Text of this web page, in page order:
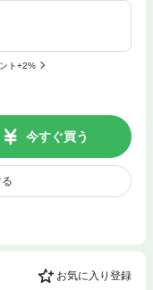
ト+2%
今すぐ買う
お気に入り登録